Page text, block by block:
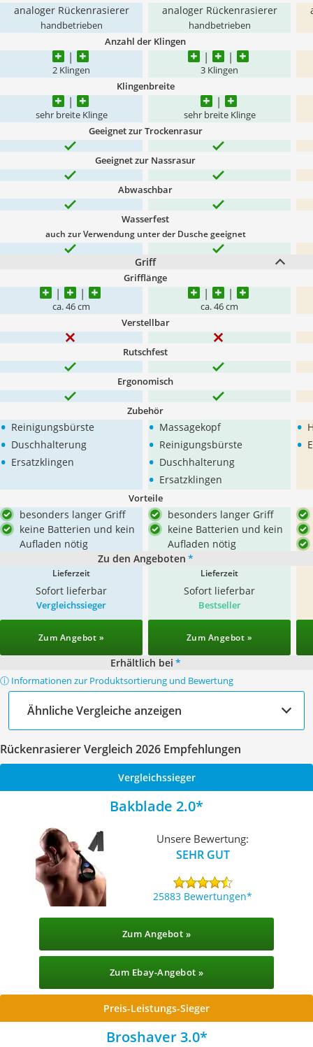
analoger Rückenrasierer
handbetrieben
analoger Rückenrasierer
handbetrieben
Anzahl der Klingen
2 Klingen 3 Klingen
Klingenbreite
sehr breite Klinge sehr breite Klinge
Geeignet zur Trockenrasur
Geeignet zur Nassrasur
Abwaschbar
Wasserfest
auch zur Verwendung unter der Dusche geeignet
Griff
Grifflänge
ca. 46 cm ca. 46 cm
Verstellbar
Rutschfest
Ergonomisch
Zubehör
• Reinigungsbürste
• Duschhalterung
• Ersatzklingen
• Massagekopf
• Reinigungsbürste
• Duschhalterung
• Ersatzklingen
•
•
Vorteile
besonders langer Griff
keine Batterien und kein
Aufladen nötig
besonders langer Griff
keine Batterien und kein
Aufladen nötig
Zu den Angeboten *
Lieferzeit
Sofort lieferbar
Lieferzeit
Sofort lieferbar
Vergleichssieger
Zum Angebot »
Bestseller
Zum Angebot »
Erhältlich bei *
ⓘ Informationen zur Produktsortierung und Bewertung
Ähnliche Vergleiche anzeigen
Rückenrasierer Vergleich 2026 Empfehlungen
Vergleichssieger
Bakblade 2.0
Unsere Bewertung:
SEHR GUT
25883 Bewertungen
Zum Angebot »
Zum Ebay-Angebot »
Preis-Leistungs-Sieger
Broshaver 3.0